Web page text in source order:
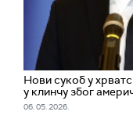
Нови сукоб у
у клинчу због
06. 05. 2026.